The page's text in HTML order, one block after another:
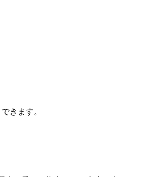
きます。